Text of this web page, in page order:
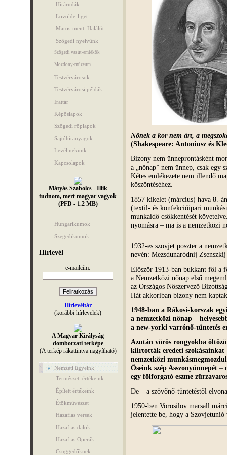
Hírárudák
Lövölde-liget
Maros-menti Halálút
Szögedi nyelvünk
Szögedi vasút-emlékök
Mozdony-múzeum
Testvérvárosok
Testvérvárosi példák
Irattár
Képöslapok
Szögedi röplapok
Sajtóhíranyagok
Levél nekünk
Kapcsolapok
Mátyás Szabolcs - Illik
tudnom, mert magyar vagyok
(PFD - 1.2 MB)
Hungarikumok
Szegedikumok
Hírlevél
e-mailcím:
Hírlevéltár
(korábbi hírlevelek)
A Magyar Királyság
domborzati terképe
(A terkép rákattintva nagyítható)
Nemzeti ügyeink
Természeti értékeink
Épített értékeink
Étökművészet
Hazafias versek
Hazafias dalok
Hazafias Operák
Csüggedőknek
Nőnek a kor nem árt, a
(Shakespeare: Antoniusz és
Bizony nem ünneprontásként
a „nőnap” nem ünnep, csak egy
Kétes emlékezete nem illendő
köszöntéséhez.
1857 kikelet (március) hava 8.-
(textil- és konfekcióipari
munkaidő csökkentését
nyomásra – ma is a nemzetközi
1932-es szovjet poszter a
nevén: Mezsdunaródnij
Először 1913-ban bukkant föl a
a Nemzetközi nőnap első
az Országos Nőszervező
Hát akkoriban bizony nem
1948-ban a Rákosi-korszak
a nemzetközi nőnap –
a new-yorki varrónő-tüntetés
Azután vörös rongyokba
kiirtották eredeti szokásainkat
nemzetközi
Őseink szép Asszonyünnepét–
egy fölforgató eszme
De – a szövőnő-tüntetéstől
1950-ben Vorosilov marsall
jelentette be, hogy a